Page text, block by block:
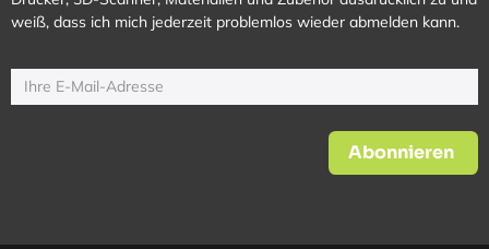
weiß, dass ich mich jederzeit problemlos wieder abmelden kann.
Abonnieren